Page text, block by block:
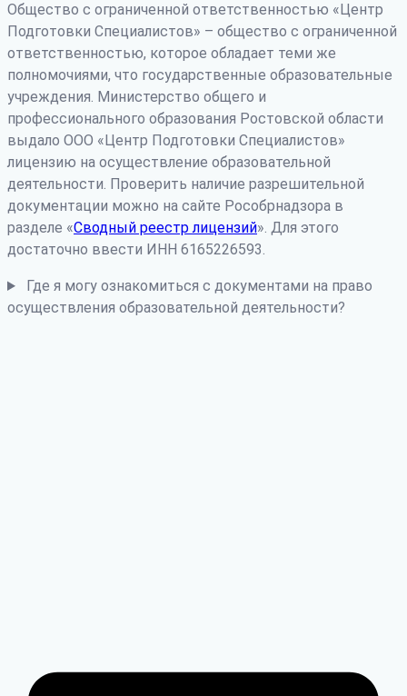
Общество с ограниченной ответственностью «Центр
Подготовки Специалистов» – общество с ограниченной
ответственностью, которое обладает теми же
полномочиями, что государственные образовательные
учреждения. Министерство общего и
профессионального образования Ростовской области
выдало ООО «Центр Подготовки Специалистов»
лицензию на осуществление образовательной
деятельности. Проверить наличие разрешительной
документации можно на сайте Рособрнадзора в
разделе «Сводный реестр лицензий». Для этого
достаточно ввести ИНН 6165226593.
Где я могу ознакомиться с документами на право
осуществления образовательной деятельности?